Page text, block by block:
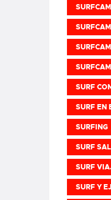
SURF
SURF EN
SURFING
SURF
SURF
SURF Y